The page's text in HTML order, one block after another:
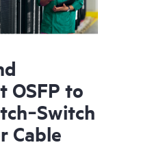
OSFP to
Cable